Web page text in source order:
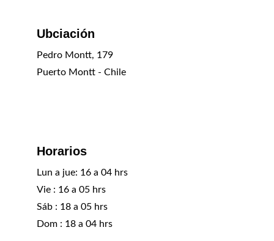
Ubciación
Pedro Montt, 179
Puerto Montt - Chile
Horarios
Lun a jue: 16 a 04 hrs
Vie : 16 a 05 hrs
Sáb : 18 a 05 hrs
Dom : 18 a 04 hrs